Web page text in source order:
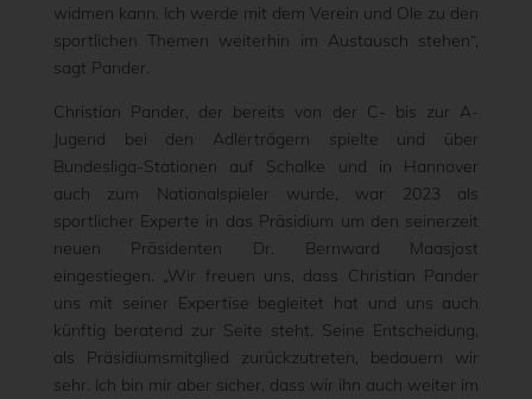
widmen kann. Ich werde mit dem Verein und Ole zu den
sportlichen Themen weiterhin im Austausch stehen“,
sagt Pander.
Christian Pander, der bereits von der C- bis zur A-
Jugend bei den Adlerträgern spielte und über
Bundesliga-Stationen auf Schalke und in Hannover
auch zum Nationalspieler wurde, war 2023 als
sportlicher Experte in das Präsidium um den seinerzeit
neuen Präsidenten Dr. Bernward Maasjost
eingestiegen. „Wir freuen uns, dass Christian Pander
uns mit seiner Expertise begleitet hat und uns auch
künftig beratend zur Seite steht. Seine Entscheidung,
als Präsidiumsmitglied zurückzutreten, bedauern wir
sehr. Ich bin mir aber sicher, dass wir ihn auch weiter im